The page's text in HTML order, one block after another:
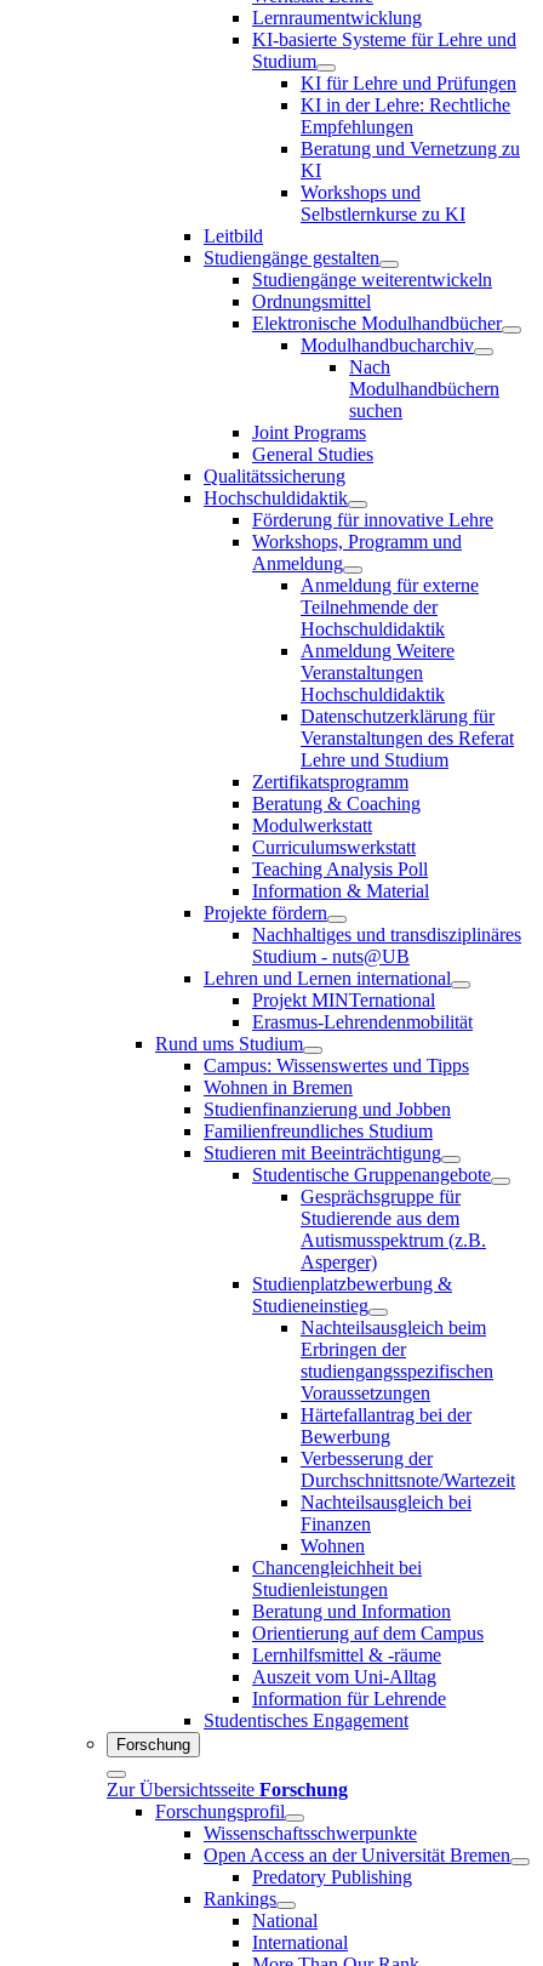
Lernraumentwicklung
KI-basierte Systeme für Lehre und
Studium
KI für Lehre und Prüfungen
KI in der Lehre: Rechtliche
Empfehlungen
Beratung und Vernetzung zu
KI
Workshops und
Selbstlernkurse zu KI
Leitbild
Studiengänge gestalten
Studiengänge weiterentwickeln
Ordnungsmittel
Elektronische Modulhandbücher
Modulhandbucharchiv
Nach
Modulhandbüchern
suchen
Joint Programs
General Studies
Qualitätssicherung
Hochschuldidaktik
Förderung für innovative Lehre
Workshops, Programm und
Anmeldung
Anmeldung für externe
Teilnehmende der
Hochschuldidaktik
Anmeldung Weitere
Veranstaltungen
Hochschuldidaktik
Datenschutzerklärung für
Veranstaltungen des Referat
Lehre und Studium
Zertifikatsprogramm
Beratung & Coaching
Modulwerkstatt
Curriculumswerkstatt
Teaching Analysis Poll
Information & Material
Projekte fördern
Nachhaltiges und transdisziplinäres
Studium - nuts@UB
Lehren und Lernen international
Projekt MINTernational
Erasmus-Lehrendenmobilität
Rund ums Studium
Campus: Wissenswertes und Tipps
Wohnen in Bremen
Studienfinanzierung und Jobben
Familienfreundliches Studium
Studieren mit Beeinträchtigung
Studentische Gruppenangebote
Gesprächsgruppe für
Studierende aus dem
Autismusspektrum (z.B.
Asperger)
Studienplatzbewerbung &
Studieneinstieg
Nachteilsausgleich beim
Erbringen der
studiengangsspezifischen
Voraussetzungen
Härtefallantrag bei der
Bewerbung
Verbesserung der
Durchschnittsnote/Wartezeit
Nachteilsausgleich bei
Finanzen
Wohnen
Chancengleichheit bei
Studienleistungen
Beratung und Information
Orientierung auf dem Campus
Lernhilfsmittel & -räume
Auszeit vom Uni-Alltag
Information für Lehrende
Studentisches Engagement
Forschung
Zur Übersichtsseite Forschung
Forschungsprofil
Wissenschaftsschwerpunkte
Open Access an der Universität Bremen
Predatory Publishing
Rankings
National
International